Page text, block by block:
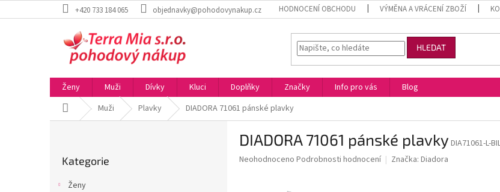
na
+420 733 184 065 objednavky@pohodovynakup.cz HODNOCENÍ OBCHODU VÝMĚNA A VRÁCENÍ ZBOŽÍ
HLEDAT
Ženy Muži Dívky Kluci Doplňky Značky Info pro vás
Blog
Domů Muži Plavky DIADORA 71061 pánské plavky
kategorie
Kategorie
Ženy
DIADORA 71061 pánské plavky DIA71061-L-
Průměrné
Neohodnoceno Podrobnosti hodnocení Značka: Diadora